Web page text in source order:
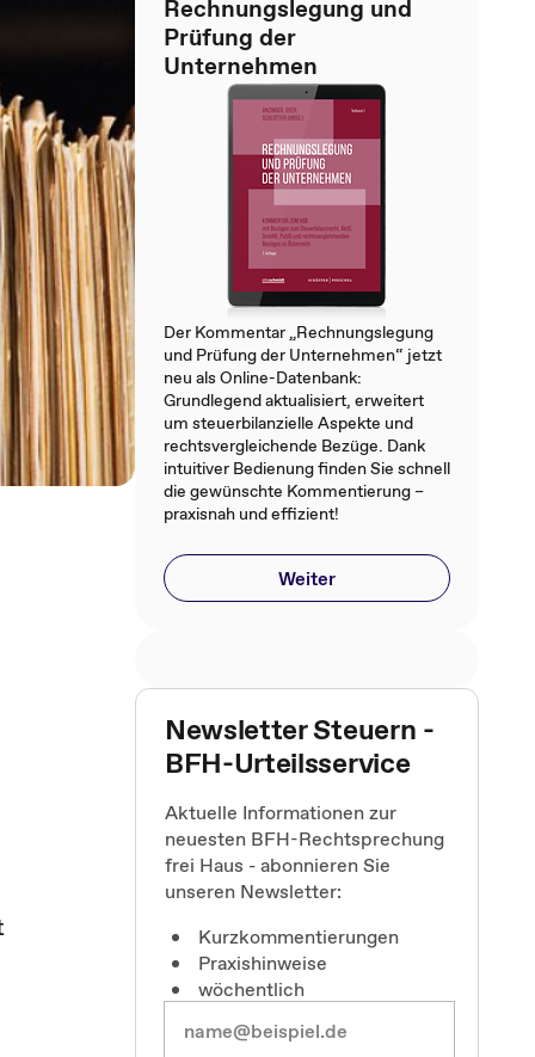
Rechnungslegung und
Prüfung der
Unternehmen
Der Kommentar „Rechnungslegung
und Prüfung der Unternehmen“ jetzt
neu als Online-Datenbank:
Grundlegend aktualisiert, erweitert
um steuerbilanzielle Aspekte und
rechtsvergleichende Bezüge. Dank
intuitiver Bedienung finden Sie schnell
die gewünschte Kommentierung –
praxisnah und effizient!
Weiter
Newsletter Steuern -
BFH-Urteilsservice
Aktuelle Informationen zur
neuesten BFH-Rechtsprechung
frei Haus - abonnieren Sie
unseren Newsletter:
Kurzkommentierungen
Praxishinweise
wöchentlich